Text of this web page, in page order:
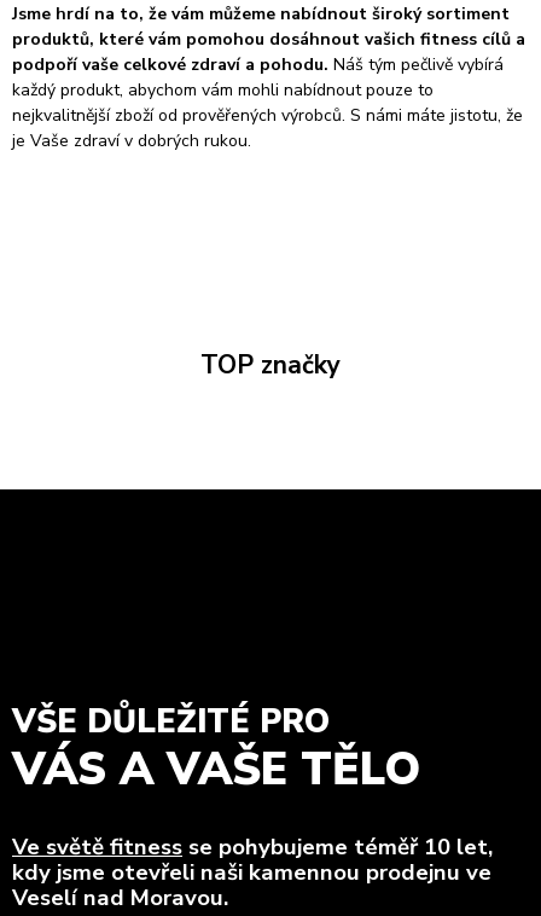
Jsme hrdí na to, že vám můžeme nabídnout široký sortiment
produktů, které vám pomohou dosáhnout vašich fitness cílů a
podpoří vaše celkové zdraví a pohodu. Náš tým pečlivě vybírá
každý produkt, abychom vám mohli nabídnout pouze to
nejkvalitnější zboží od prověřených výrobců. S námi máte jistotu, že
je Vaše zdraví v dobrých rukou.
TOP značky
VŠE DŮLEŽITÉ PRO
VÁS A VAŠE TĚLO
Ve světě fitness se pohybujeme téměř 10 let,
kdy jsme otevřeli naši kamennou prodejnu ve
Veselí nad Moravou.